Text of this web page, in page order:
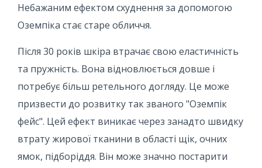
Небажаним ефектом схуднення за допомогою
Оземпіка стає старе обличчя.
Після 30 років шкіра втрачає свою еластичність
та пружність. Вона відновлюється довше і
потребує більш ретельного догляду. Це може
призвести до розвитку так званого "Оземпік
фейс". Цей ефект виникає через занадто швидку
втрату жирової тканини в області щік, очних
ямок, підборіддя. Він може значно постарити